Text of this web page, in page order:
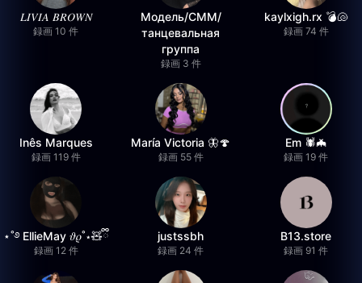
𝐿𝐼𝑉𝐼𝐴 𝐵𝑅𝑂𝑊𝑁
録画 10 件
Модель/СММ/
танцевальная
группа
録画 3 件
kaylxigh.rx 💣🐚
録画 74 件
Inês Marques
録画 119 件
María Victoria 🦋🍄
録画 55 件
Em 🕷️🦇
録画 19 件
⋆˚࿔ EllieMay 𝜗𝜚˚⋆🧸ྀི
録画 12 件
justssbh
録画 24 件
B13.store
録画 91 件